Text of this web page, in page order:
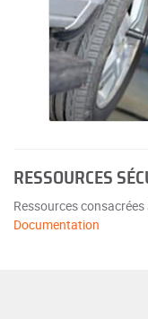
RESSOURCES
Ressources
Documentation